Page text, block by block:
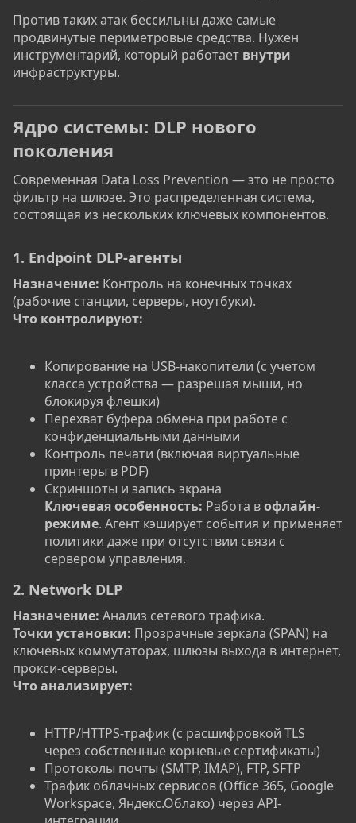
Против таких атак бессильны даже самые
продвинутые периметровые средства. Нужен
инструментарий, который работает внутри
инфраструктуры.
Ядро системы: DLP нового
поколения
Современная Data Loss Prevention — это не просто
фильтр на шлюзе. Это распределенная система,
состоящая из нескольких ключевых компонентов.
1. Endpoint DLP-агенты
Назначение: Контроль на конечных точках
(рабочие станции, серверы, ноутбуки).
Что контролируют:
Копирование на USB-накопители (с учетом
класса устройства — разрешая мыши, но
блокируя флешки)
Перехват буфера обмена при работе с
конфиденциальными данными
Контроль печати (включая виртуальные
принтеры в PDF)
Скриншоты и запись экрана
Ключевая особенность: Работа вофлайн-
режиме. Агент кэширует события и применяет
политики даже при отсутствии связи с
сервером управления.
2. Network DLP
Назначение: Анализ сетевого трафика.
Точки установки: Прозрачные зеркала (SPAN) на
ключевых коммутаторах, шлюзы выхода в интернет,
прокси-серверы.
Что анализирует:
HTTP/HTTPS-трафик (с расшифровкой TLS
через собственные корневые сертификаты)
Протоколы почты (SMTP, IMAP), FTP, SFTP
Трафик облачных сервисов (Office 365, Google
Workspace, Яндекс.Облако) через API-